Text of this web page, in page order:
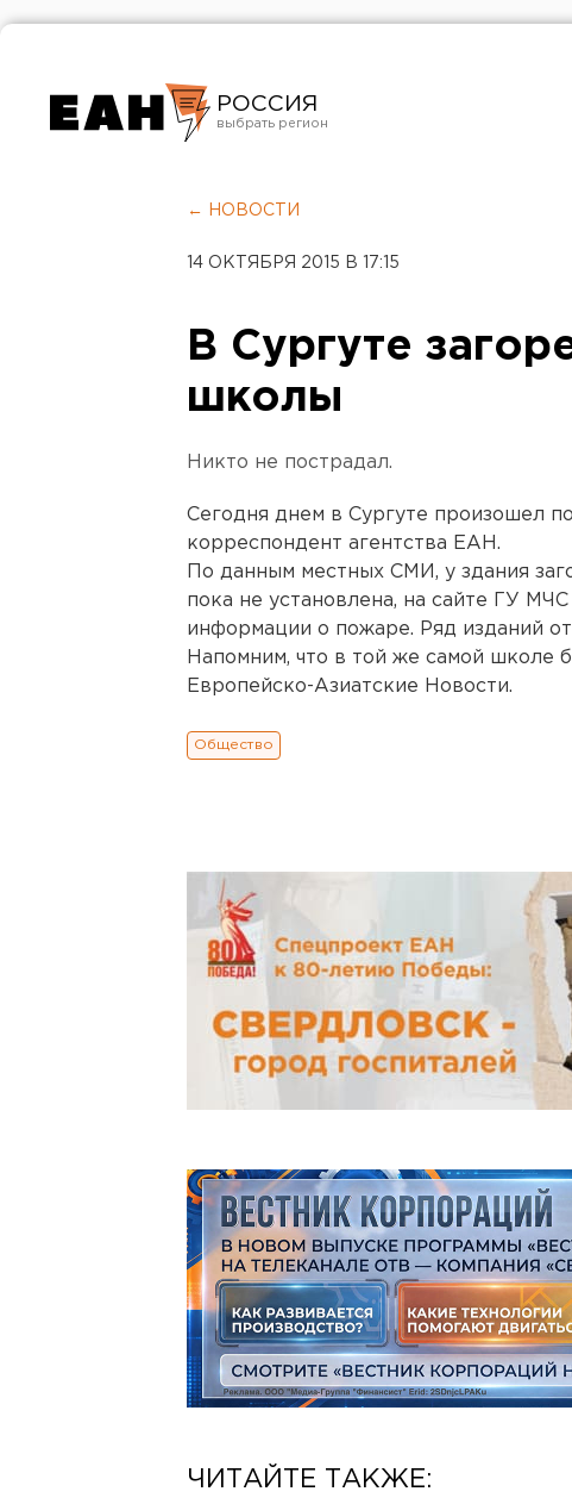
РОССИЯ
Челябинск
← НОВОСТИ
14 ОКТЯБРЯ 2015 В 17:15
В Сургуте
школы
Никто не пострадал.
Сегодня днем в Сургуте произошел
корреспондент агентства ЕАН.
По данным местных СМИ, у здания
пока не установлена, на сайте ГУ
информации о пожаре. Ряд изданий
Напомним, что в той же самой школе
Европейско-Азиатские Новости.
Общество
ЧИТАЙТЕ ТАКЖЕ: